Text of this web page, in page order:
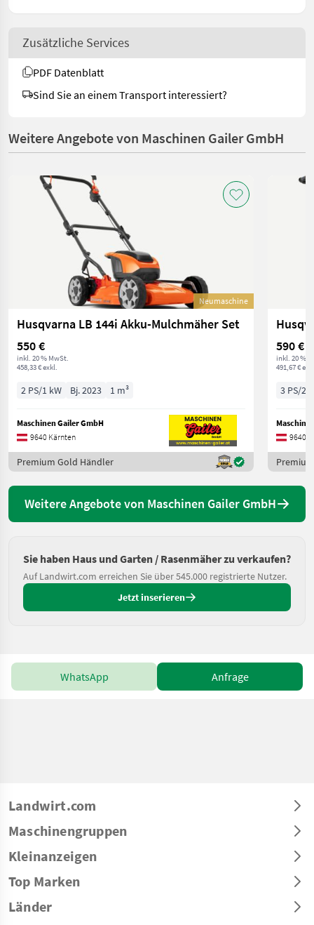
Zusätzliche Services
PDF Datenblatt
Sind Sie an einem Transport interessiert?
Weitere Angebote von Maschinen Gailer GmbH
Neumaschine
Husqvarna LB 144i Akku-Mulchmäher Set
550 €
inkl. 20 % MwSt.
458,33 € exkl.
2 PS/1 kW Bj. 2023 1 m³
Maschinen Gailer GmbH
9640 Kärnten
Premium Gold Händler
590 €
inkl. 20 %
491,67 €
3 PS/2
9640
Weitere Angebote von Maschinen Gailer GmbH
Sie haben Haus und Garten / Rasenmäher zu verkaufen?
Auf Landwirt.com erreichen Sie über 545.000 registrierte Nutzer.
Jetzt inserieren
WhatsApp Anfrage
Landwirt.com
Maschinengruppen
Kleinanzeigen
Top Marken
Länder